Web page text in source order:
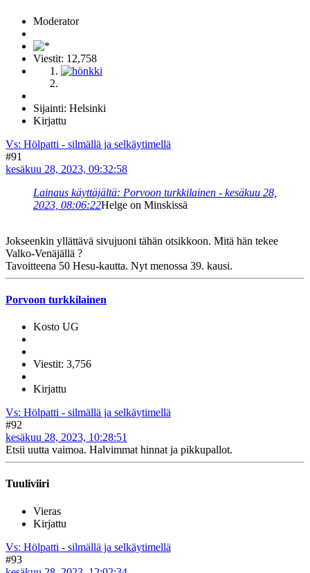
Moderator
Viestit: 12,758
Sijainti: Helsinki
Kirjattu
Vs: Hölpatti - silmällä ja selkäytimellä
#91
kesäkuu 28, 2023, 09:32:58
Lainaus käyttäjältä: Porvoon turkkilainen - kesäkuu 28,
2023, 08:06:22Helge on Minskissä
Jokseenkin yllättävä sivujuoni tähän otsikkoon. Mitä hän tekee
Valko-Venäjällä ?
Tavoitteena 50 Hesu-kautta. Nyt menossa 39. kausi.
Porvoon turkkilainen
Kosto UG
Viestit: 3,756
Kirjattu
Vs: Hölpatti - silmällä ja selkäytimellä
#92
kesäkuu 28, 2023, 10:28:51
Etsii uutta vaimoa. Halvimmat hinnat ja pikkupallot.
Tuuliviiri
Vieras
Kirjattu
Vs: Hölpatti - silmällä ja selkäytimellä
#93